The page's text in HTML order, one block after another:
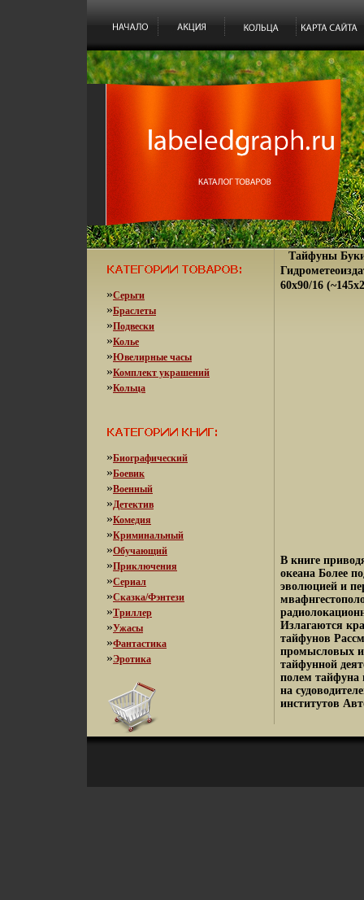
»Серьги
»Браслеты
»Подвески
»Колье
»Ювелирные часы
»Комплект украшений
»Кольца
»Биографический
»Боевик
»Военный
»Детектив
»Комедия
»Криминальный
»Обучающий
»Приключения
»Сериал
»Сказка/Фэнтези
»Триллер
»Ужасы
»Фантастика
»Эротика
Тайфуны
60x90/16
В книге
океана Более
эволюцией и
Излагаются
тайфунов
промысловых и
тайфунной
полем тайфуна
на
институтов